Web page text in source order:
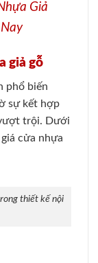
Giả
giả gỗ
phổ biến
sự kết hợp
trội. Dưới
cửa nhựa
thiết kế nội